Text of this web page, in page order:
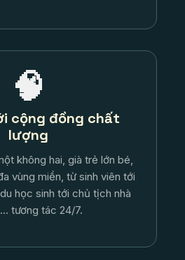
🧠
cộng đồng chất
lượng
không hai, già trẻ lớn bé,
vùng miền, từ sinh viên tới
học sinh tới chủ tịch nhà
tương tác 24/7.